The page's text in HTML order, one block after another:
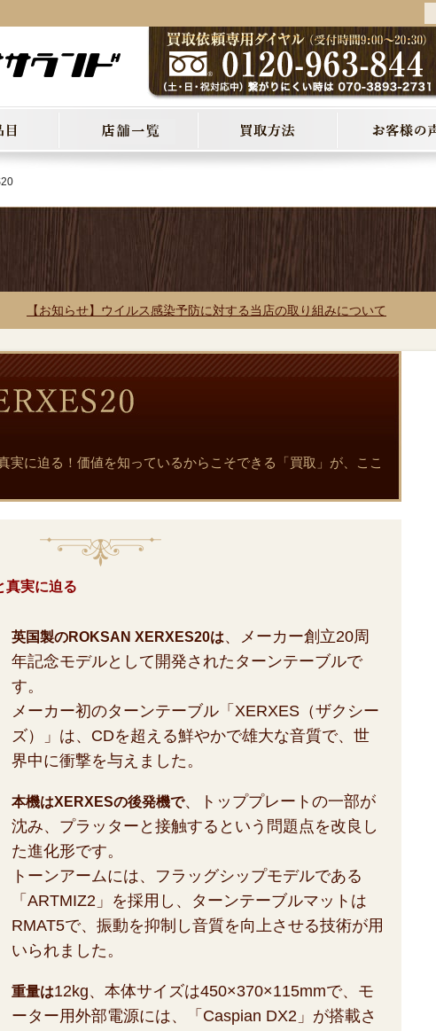
【お知らせ】ウイルス感染予防に対する当店の取り組みについて
実に迫る！価値を知っているからこそできる「買取」が、ここ
真実に迫る
英国製のROKSAN XERXES20は、メーカー創立20周
年記念モデルとして開発されたターンテーブルで
す。
メーカー初のターンテーブル「XERXES（ザクシー
ズ）」は、CDを超える鮮やかで雄大な音質で、世
界中に衝撃を与えました。
本機はXERXESの後発機で、トッププレートの一部が
沈み、プラッターと接触するという問題点を改良し
た進化形です。
トーンアームには、フラッグシップモデルである
「ARTMIZ2」を採用し、ターンテーブルマットは
RMAT5で、振動を抑制し音質を向上させる技術が用
いられました。
重量は12kg、本体サイズは450×370×115mmで、モ
ーター用外部電源には、「Caspian DX2」が搭載さ